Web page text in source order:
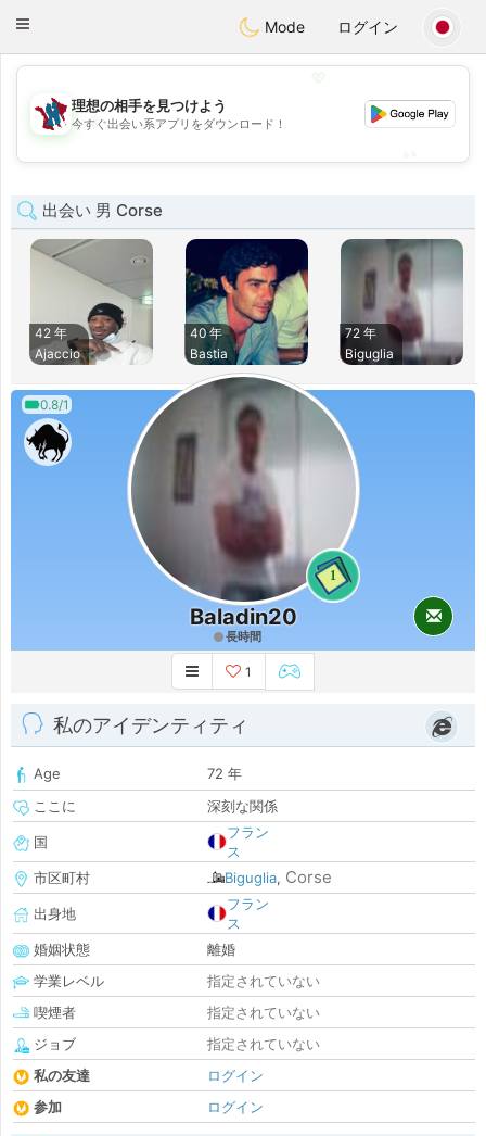
Taimerais
Toggle
Mode ログイン
💖
💕
理想の相手を見つけよう
今すぐ出会い系アプリをダウンロード！
出会い 男 Corse
42 年
Ajaccio
40 年
Bastia
72 年
Biguglia
0.8/1
1
Baladin20
長時間
1
私のアイデンティティ
Age
72 年
ここに
深刻な関係
国
フラン
ス
市区町村
Biguglia, Corse
出身地
フラン
ス
婚姻状態
離婚
学業レベル
指定されていない
喫煙者
指定されていない
ジョブ
指定されていない
私の友達
ログイン
参加
ログイン